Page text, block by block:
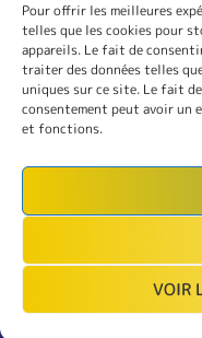
Pour offrir les meilleures
telles que les cookies pour
appareils. Le fait de
traiter des données telles
uniques sur ce site. Le fait
consentement peut avoir
et fonctions.
VOIR
COURS
LANGUES
CONFÉRENCES
SORTIES
L’ASSOCIATION
INSCRIPTION